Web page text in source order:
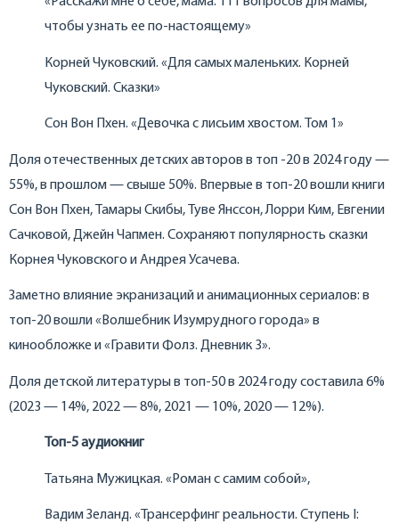
чтобы узнать ее по-настоящему»
Корней Чуковский. «Для самых маленьких. Корней
Чуковский. Сказки»
Сон Вон Пхен. «Девочка с лисьим хвостом. Том 1»
Доля отечественных детских авторов в топ -20 в 2024 году —
55%, в прошлом — свыше 50%. Впервые в топ-20 вошли книги
Сон Вон Пхен, Тамары Скибы, Туве Янссон, Лорри Ким, Евгении
Сачковой, Джейн Чапмен. Сохраняют популярность сказки
Корнея Чуковского и Андрея Усачева.
Заметно влияние экранизаций и анимационных сериалов: в
топ-20 вошли «Волшебник Изумрудного города» в
кинообложке и «Гравити Фолз. Дневник 3».
Доля детской литературы в топ-50 в 2024 году составила 6%
(2023 — 14%, 2022 — 8%, 2021 — 10%, 2020 — 12%).
Топ-5 аудиокниг
Татьяна Мужицкая. «Роман с самим собой»,
Вадим Зеланд. «Трансерфинг реальности. Ступень I: